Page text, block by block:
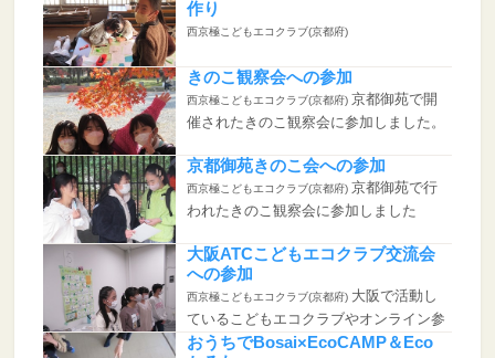
作り
西京極こどもエコクラブ(京都府)
きのこ観察会への参加
西京極こどもエコクラブ(京都府) 京都御苑で開
催されたきのこ観察会に参加しました。
京都御苑きのこ会への参加
西京極こどもエコクラブ(京都府) 京都御苑で行
われたきのこ観察会に参加しました
大阪ATCこどもエコクラブ交流会
への参加
西京極こどもエコクラブ(京都府) 大阪で活動し
ているこどもエコクラブやオンライン参
加のこどもエ...
おうちでBosai×EcoCAMP＆Eco